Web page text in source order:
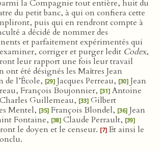
la Compagnie tout entière, huit du
du petit banc, à qui on confiera cette
puis qui en rendront compte à
a décidé de nommer des
et parfaitement expérimentés qui
corriger et purger ledit Codex,
leur rapport une fois leur travail
ont été désignés les Maîtres Jean
de l’École, [29] Jacques Perreau, [30] Jean
François Boujonnier, [31] Antoine
Charles Guillemeau, [33] Gilbert
Mentel, [35] François Blondel, [36] Jean
Fontaine, [38] Claude Perrault, [39]
le doyen et le censeur. [7] Et ainsi le